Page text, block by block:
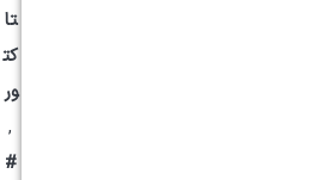
تا
کت
ور
,
#